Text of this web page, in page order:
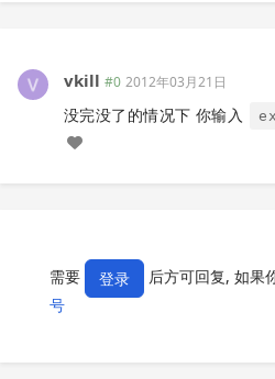
vkill #0 2012年03月21日
没完没了的情况下 你输入
需要 登录 后方可回复, 如果
号